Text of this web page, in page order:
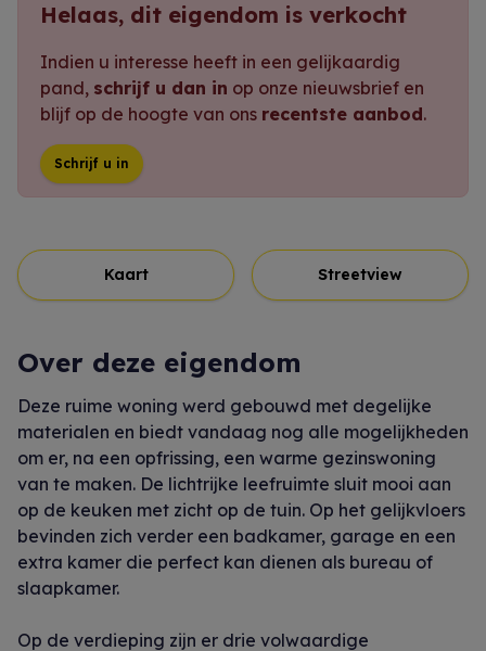
Helaas, dit eigendom is verkocht
Indien u interesse heeft in een gelijkaardig
pand, schrijf u dan in op onze nieuwsbrief en
blijf op de hoogte van ons recentste aanbod.
Schrijf u in
Kaart Streetview
Over deze eigendom
Deze ruime woning werd gebouwd met degelijke
materialen en biedt vandaag nog alle mogelijkheden
om er, na een opfrissing, een warme gezinswoning
van te maken. De lichtrijke leefruimte sluit mooi aan
op de keuken met zicht op de tuin. Op het gelijkvloers
bevinden zich verder een badkamer, garage en een
extra kamer die perfect kan dienen als bureau of
slaapkamer.
Op de verdieping zijn er drie volwaardige